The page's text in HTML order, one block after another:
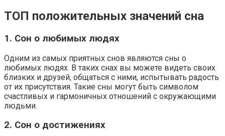
ТОП положительных значений сна
1. Сон о любимых людях
Одним из самых приятных снов являются сны о
любимых людях. В таких снах вы можете видеть своих
близких и друзей, общаться с ними, испытывать радость
от их присутствия. Такие сны могут быть символом
счастливых и гармоничных отношений с окружающими
людьми.
2. Сон о достижениях